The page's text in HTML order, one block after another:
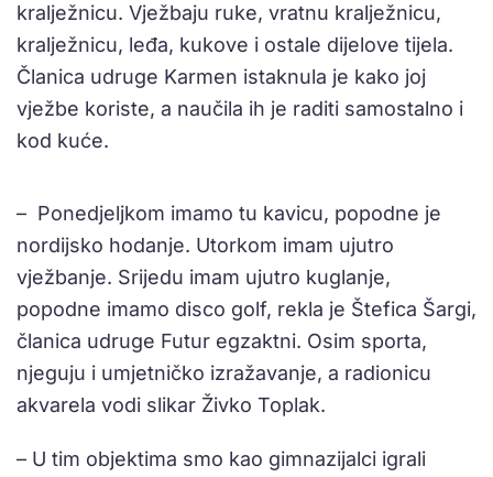
kralježnicu. Vježbaju ruke, vratnu kralježnicu,
kralježnicu, leđa, kukove i ostale dijelove tijela.
Članica udruge Karmen istaknula je kako joj
vježbe koriste, a naučila ih je raditi samostalno i
kod kuće.
– Ponedjeljkom imamo tu kavicu, popodne je
nordijsko hodanje. Utorkom imam ujutro
vježbanje. Srijedu imam ujutro kuglanje,
popodne imamo disco golf, rekla je Štefica Šargi,
članica udruge Futur egzaktni. Osim sporta,
njeguju i umjetničko izražavanje, a radionicu
akvarela vodi slikar Živko Toplak.
– U tim objektima smo kao gimnazijalci igrali